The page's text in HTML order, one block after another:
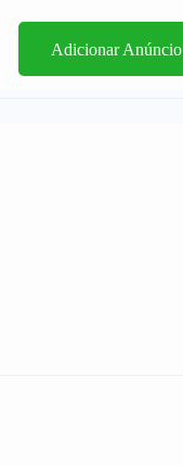
Adicionar Anúncio